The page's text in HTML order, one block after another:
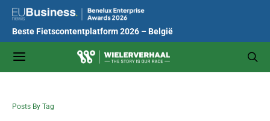
Beste Fietscontentplatform 2026 – België
Posts By Tag